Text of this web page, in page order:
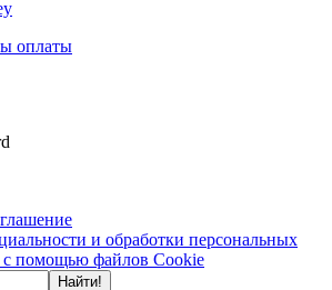
оплаты
и обработки персональных
с помощью файлов Cookie
Найти!